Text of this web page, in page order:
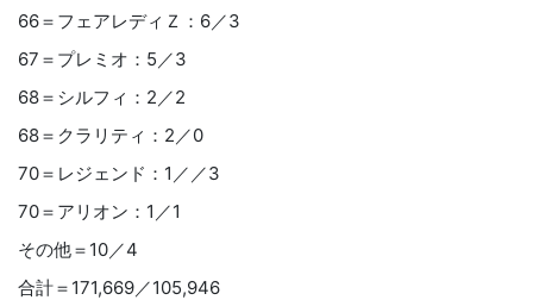
66＝フェアレディＺ：6／3
67＝プレミオ：5／3
68＝シルフィ：2／2
68＝クラリティ：2／0
70＝レジェンド：1／／3
70＝アリオン：1／1
その他＝10／4
合計＝171,669／105,946